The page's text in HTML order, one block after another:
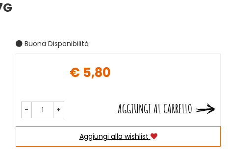
Buona Disponibilità
€ 5,80
- + AGGIUNGI AL CARRELLO
Aggiungi alla wishlist